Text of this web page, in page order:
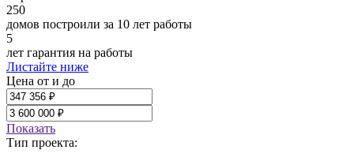
250
домов построили за 10 лет работы
5
лет гарантия на работы
Листайте ниже
Цена от и до
Показать
Тип проекта: